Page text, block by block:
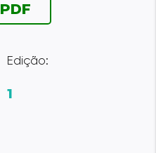
PDF
Edição:
1